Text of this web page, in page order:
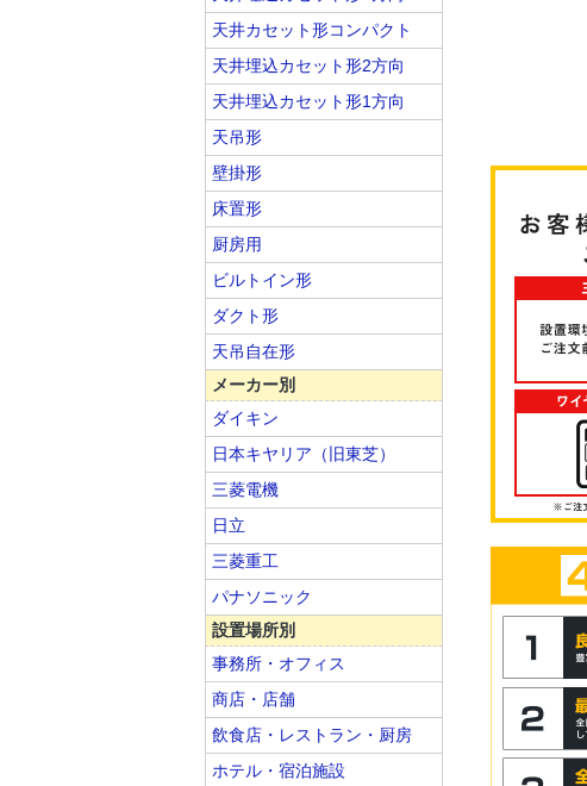
天井カセット形コンパクト
天井埋込カセット形2方向
天井埋込カセット形1方向
天吊形
壁掛形
床置形
厨房用
ビルトイン形
ダクト形
天吊自在形
メーカー別
ダイキン
日本キヤリア（旧東芝）
三菱電機
日立
三菱重工
パナソニック
設置場所別
事務所・オフィス
商店・店舗
飲食店・レストラン・厨房
ホテル・宿泊施設